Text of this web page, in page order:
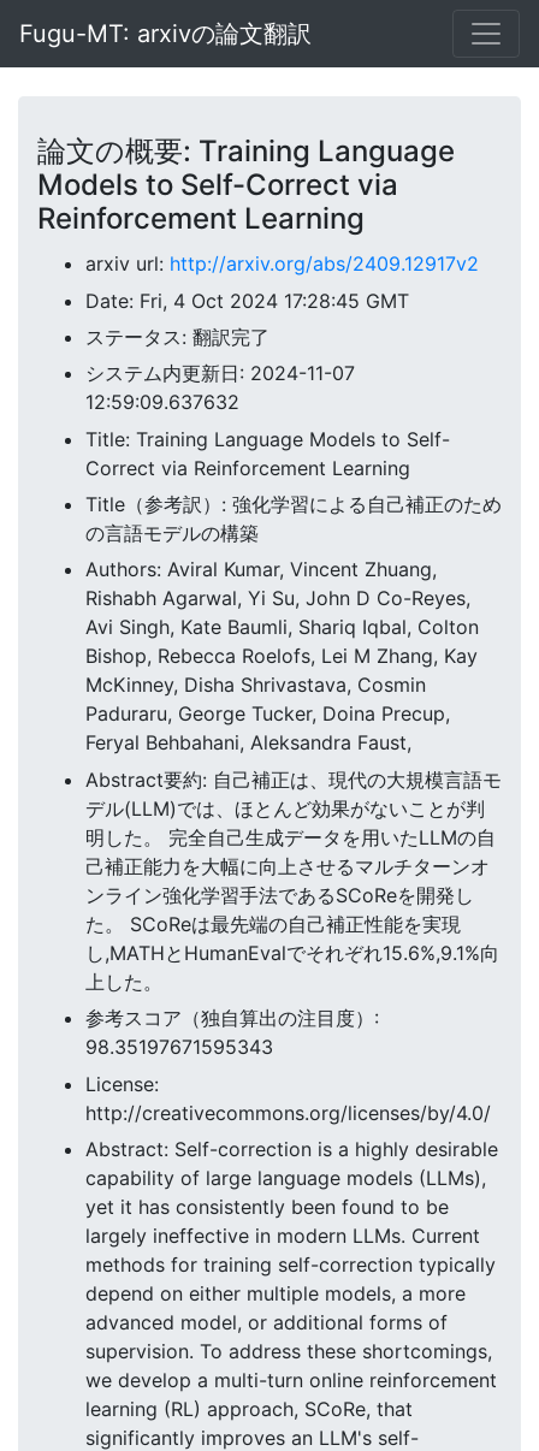
Fugu-MT: arxivの論文翻訳
論文の概要: Training Language
Models to Self-Correct via
Reinforcement Learning
arxiv url: http://arxiv.org/abs/2409.12917v2
Date: Fri, 4 Oct 2024 17:28:45 GMT
ステータス: 翻訳完了
システム内更新日: 2024-11-07
12:59:09.637632
Title: Training Language Models to Self-
Correct via Reinforcement Learning
Title（参考訳）: 強化学習による自己補正のため
の言語モデルの構築
Authors: Aviral Kumar, Vincent Zhuang,
Rishabh Agarwal, Yi Su, John D Co-Reyes,
Avi Singh, Kate Baumli, Shariq Iqbal, Colton
Bishop, Rebecca Roelofs, Lei M Zhang, Kay
McKinney, Disha Shrivastava, Cosmin
Paduraru, George Tucker, Doina Precup,
Feryal Behbahani, Aleksandra Faust,
Abstract要約: 自己補正は、現代の大規模言語モ
デル(LLM)では、ほとんど効果がないことが判
明した。 完全自己生成データを用いたLLMの自
己補正能力を大幅に向上させるマルチターンオ
ンライン強化学習手法であるSCoReを開発し
た。 SCoReは最先端の自己補正性能を実現
し,MATHとHumanEvalでそれぞれ15.6%,9.1%向
上した。
参考スコア（独自算出の注目度）:
98.35197671595343
License:
http://creativecommons.org/licenses/by/4.0/
Abstract: Self-correction is a highly desirable
capability of large language models (LLMs),
yet it has consistently been found to be
largely ineffective in modern LLMs. Current
methods for training self-correction typically
depend on either multiple models, a more
advanced model, or additional forms of
supervision. To address these shortcomings,
we develop a multi-turn online reinforcement
learning (RL) approach, SCoRe, that
significantly improves an LLM's self-